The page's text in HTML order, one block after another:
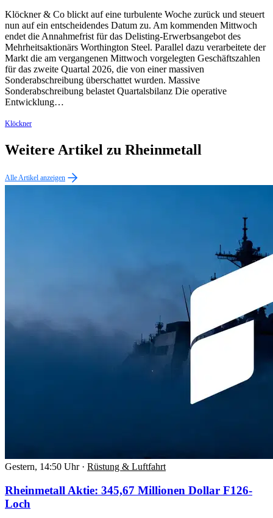
Klöckner & Co blickt auf eine turbulente Woche zurück und steuert
nun auf ein entscheidendes Datum zu. Am kommenden Mittwoch
endet die Annahmefrist für das Delisting-Erwerbsangebot des
Mehrheitsaktionärs Worthington Steel. Parallel dazu verarbeitete der
Markt die am vergangenen Mittwoch vorgelegten Geschäftszahlen
für das zweite Quartal 2026, die von einer massiven
Sonderabschreibung überschattet wurden. Massive
Sonderabschreibung belastet Quartalsbilanz Die operative
Entwicklung…
Klöckner
Weitere Artikel zu Rheinmetall
Alle Artikel anzeigen
Gestern, 14:50 Uhr · Rüstung & Luftfahrt
Rheinmetall Aktie: 345,67 Millionen Dollar F126-
Loch